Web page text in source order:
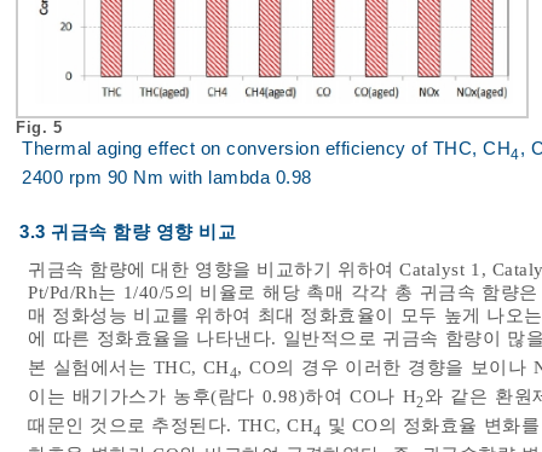
Fig. 5
Thermal aging effect on conversion efficiency of THC, CH4,
2400 rpm 90 Nm with lambda 0.98
3.3 귀금속 함량 영향 비교
귀금속 함량에 대한 영향을 비교하기 위하여 Catalyst 1,
Pt/Pd/Rh는 1/40/5의 비율로 해당 촉매 각각 총 귀금속 함량
매 정화성능 비교를 위하여 최대 정화효율이 모두 높게 나오
에 따른 정화효율을 나타낸다. 일반적으로 귀금속 함량이 많
본 실험에서는 THC, CH4, CO의 경우 이러한 경향을 보이나
이는 배기가스가 농후(람다 0.98)하여 CO나 H2와 같은 환원
때문인 것으로 추정된다. THC, CH4 및 CO의 정화효율 변화